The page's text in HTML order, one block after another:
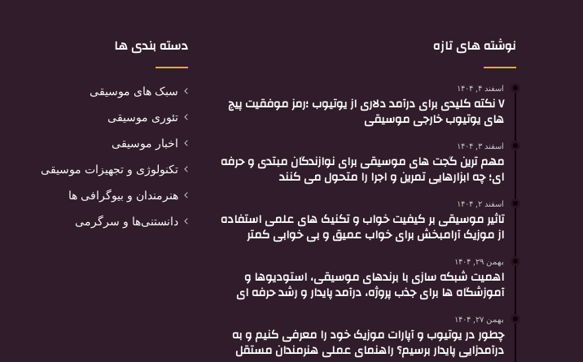
نوشته های تازه
اسفند ۴, ۱۴۰۴
۷ نکته کلیدی برای درآمد دلاری از یوتیوب ؛رمز موفقیت پیج
های یوتیوب خارجی موسیقی
اسفند ۳, ۱۴۰۴
مهم ترین گجت های موسیقی برای نوازندگان مبتدی و حرفه
ای؛ چه ابزارهایی تمرین و اجرا را متحول می کنند
اسفند ۲, ۱۴۰۴
تاثیر موسیقی بر کیفیت خواب و تکنیک های علمی استفاده
از موزیک آرامبخش برای خواب عمیق و بی خوابی کمتر
بهمن ۲۹, ۱۴۰۴
اهمیت شبکه سازی با برندهای موسیقی، استودیوها و
آموزشگاه ها برای جذب پروژه، درآمد پایدار و رشد حرفه ای
بهمن ۲۷, ۱۴۰۴
چطور در یوتیوب و آپارات موزیک خود را معرفی کنیم و به
درآمدزایی پایدار برسیم؟ راهنمای عملی هنرمندان مستقل
دسته بندی ها
سبک های موسیقی
تئوری موسیقی
اخبار موسیقی
تکنولوژی و تجهیزات موسیقی
هنرمندان و بیوگرافی ها
دانستنی‌ها و سرگرمی